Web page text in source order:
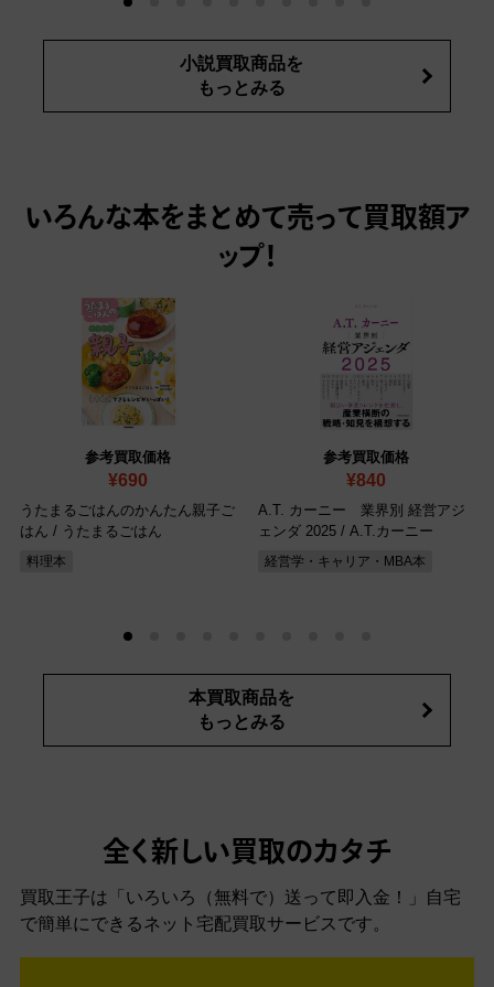
小説買取商品を
もっとみる
いろんな本をまとめて売って 買取額ア
ップ！
参考買取価格
¥690
うたまるごはんのかんたん親子ご
はん / うたまるごはん
料理本
参考買取価格
¥840
A.T. カーニー 業界別 経営アジ
ェンダ 2025 / A.T.カーニー
経営学・キャリア・MBA本
本買取商品を
もっとみる
全く新しい買取のカタチ
買取王子は「いろいろ（無料で）送って即入金！」自宅
で簡単にできるネット宅配買取サービスです。